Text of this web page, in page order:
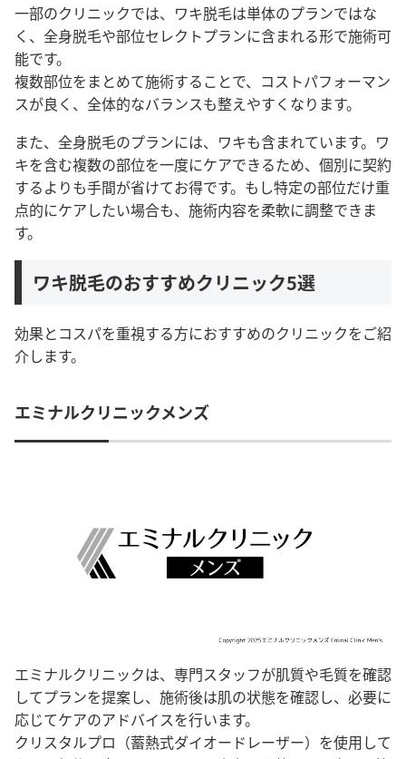
一部のクリニックでは、ワキ脱毛は単体のプランではな
く、全身脱毛や部位セレクトプランに含まれる形で施術可
能です。
複数部位をまとめて施術することで、コストパフォーマン
スが良く、全体的なバランスも整えやすくなります。
また、全身脱毛のプランには、ワキも含まれています。ワ
キを含む複数の部位を一度にケアできるため、個別に契約
するよりも手間が省けてお得です。もし特定の部位だけ重
点的にケアしたい場合も、施術内容を柔軟に調整できま
す。
ワキ脱毛のおすすめクリニック5選
効果とコスパを重視する方におすすめのクリニックをご紹
介します。
エミナルクリニックメンズ
エミナルクリニックは、専門スタッフが肌質や毛質を確認
してプランを提案し、施術後は肌の状態を確認し、必要に
応じてケアのアドバイスを行います。
クリスタルプロ（蓄熱式ダイオードレーザー）を使用して